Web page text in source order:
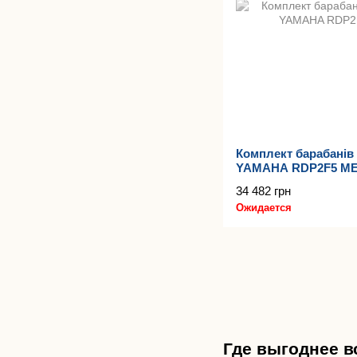
Где выгоднее
Комплект
YAMAHA RDP2F5
34 482 грн
Ожидается